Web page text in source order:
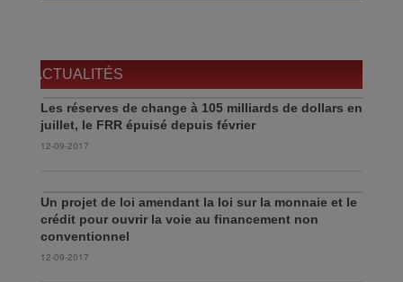
ACTUALITÉS
Les réserves de change à 105 milliards de dollars en
juillet, le FRR épuisé depuis février
12-09-2017
Un projet de loi amendant la loi sur la monnaie et le
crédit pour ouvrir la voie au financement non
conventionnel
12-09-2017